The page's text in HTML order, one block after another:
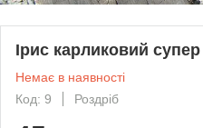
Ірис карликовий супер
Немає в наявності
Код: 9
Роздріб